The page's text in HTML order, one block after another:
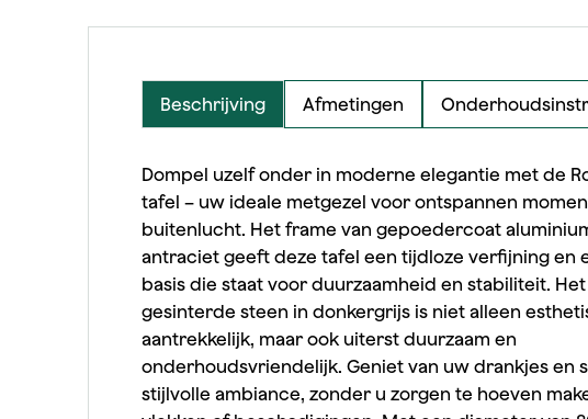
Beschrijving Afmetingen
Dompel uzelf onder in moderne elegantie met de
tafel – uw ideale metgezel voor ontspannen
buitenlucht. Het frame van gepoedercoat
antraciet geeft deze tafel een tijdloze verfijning en
basis die staat voor duurzaamheid en stabiliteit.
gesinterde steen in donkergrijs is niet alleen
aantrekkelijk, maar ook uiterst duurzaam en
onderhoudsvriendelijk. Geniet van uw drankjes en
stijlvolle ambiance, zonder u zorgen te hoeven